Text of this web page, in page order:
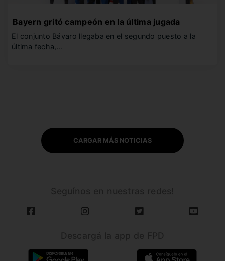
Bayern gritó campeón en la última jugada
El conjunto Bávaro llegaba en el segundo puesto a la
última fecha,…
CARGAR MÁS NOTICIAS